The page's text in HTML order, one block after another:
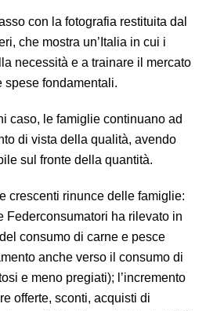
con la fotografia restituita dal
che mostra un’Italia in cui i
necessità e a trainare il mercato
spese fondamentali.
caso, le famiglie continuano ad
di vista della qualità, avendo
sul fronte della quantità.
crescenti rinunce delle famiglie:
Federconsumatori ha rilevato in
consumo di carne e pesce
anche verso il consumo di
e meno pregiati); l’incremento
offerte, sconti, acquisti di